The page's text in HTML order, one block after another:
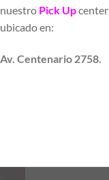
nuestro Pick Upcenter
ubicado en:
Av. Centenario 2758.